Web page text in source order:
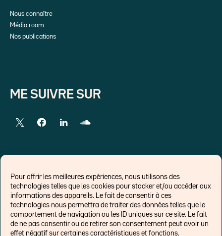
Pour offrir les meilleures expériences, nous utilisons des
technologies telles que les cookies pour stocker et/ou accéder aux
informations des appareils. Le fait de consentir à ces
technologies nous permettra de traiter des données telles que le
comportement de navigation ou les ID uniques sur ce site. Le fait
de ne pas consentir ou de retirer son consentement peut avoir un
effet négatif sur certaines caractéristiques et fonctions.
Nous connaître
Média room
Nos publications
ME SUIVRE SUR
LIENS EXTERNES
Chroniques pour Forbes
Economistes
Think tank